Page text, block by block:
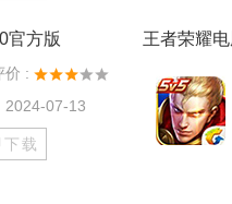
官方版
价 :
2024-07-13
下载
王者荣耀